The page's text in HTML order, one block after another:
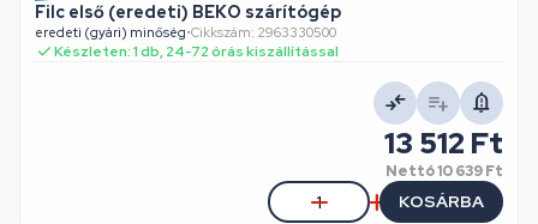
Filc első (eredeti) BEKO szárítógép
eredeti (gyári) minőség•Cikkszám: 2963330500
Készleten: 1 db, 24-72 órás kiszállítással
13 512 Ft
Nettó10 639 Ft
KOSÁRBA